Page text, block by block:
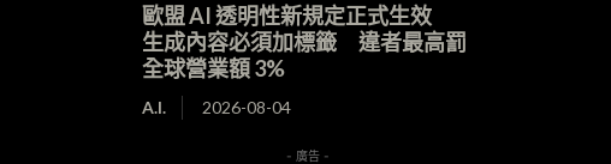
歐盟 AI 透明性新規定正式生效
生成內容必須加標籤 違者最高罰
全球營業額 3%
A.I. 2026-08-04
- 廣告 -